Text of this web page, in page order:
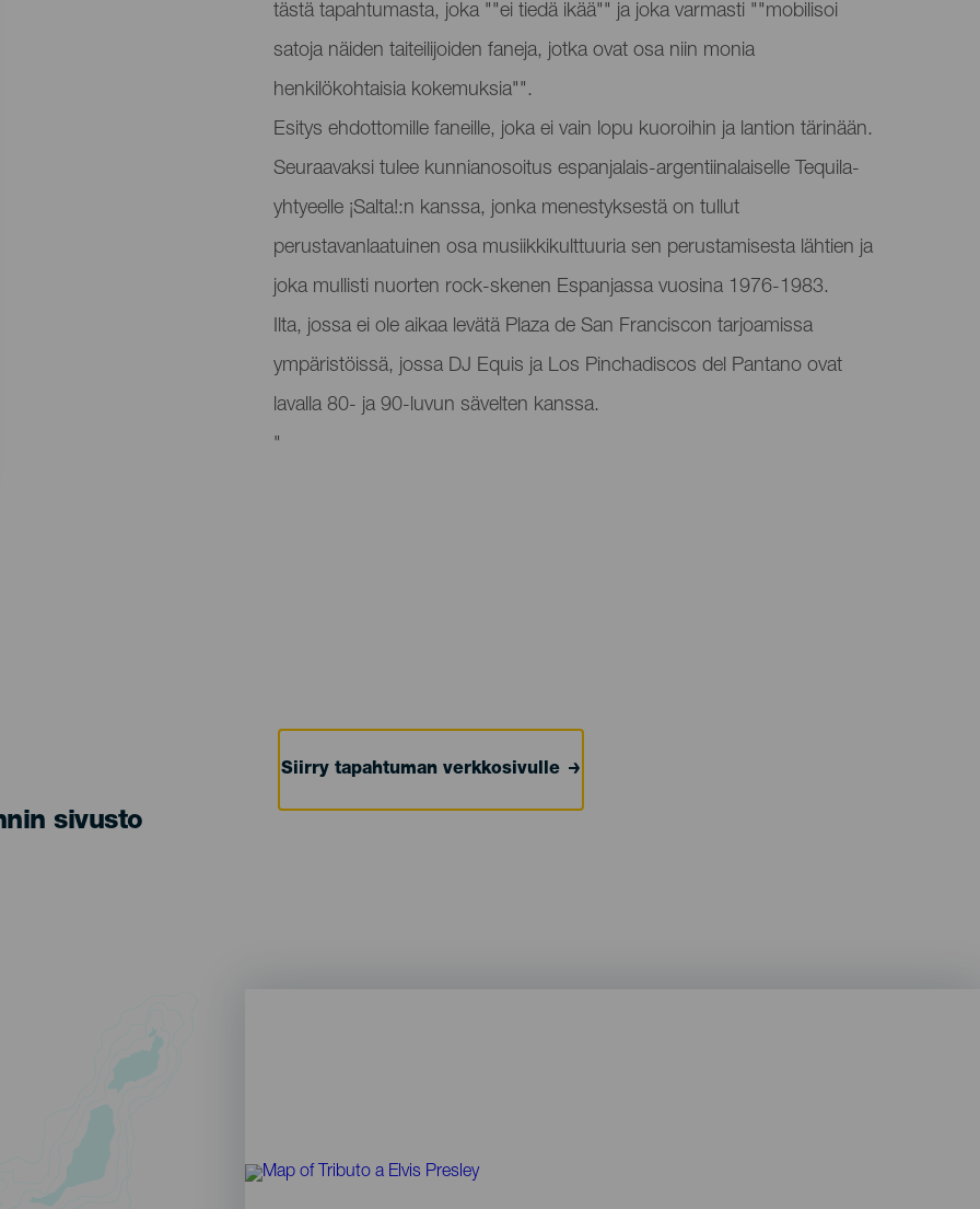
tästä tapahtumasta, joka ""ei tiedä ikää"" ja joka varmasti ""mobilisoi
satoja näiden taiteilijoiden faneja, jotka ovat osa niin monia
henkilökohtaisia ​​kokemuksia"".
Esitys ehdottomille faneille, joka ei vain lopu kuoroihin ja lantion tärinään.
Seuraavaksi tulee kunnianosoitus espanjalais-argentiinalaiselle Tequila-
yhtyeelle ¡Salta!:n kanssa, jonka menestyksestä on tullut
perustavanlaatuinen osa musiikkikulttuuria sen perustamisesta lähtien ja
joka mullisti nuorten rock-skenen Espanjassa vuosina 1976-1983.
Ilta, jossa ei ole aikaa levätä Plaza de San Franciscon tarjoamissa
ympäristöissä, jossa DJ Equis ja Los Pinchadiscos del Pantano ovat
lavalla 80- ja 90-luvun sävelten kanssa.
"
sivusto
Siirry tapahtuman verkkosivulle